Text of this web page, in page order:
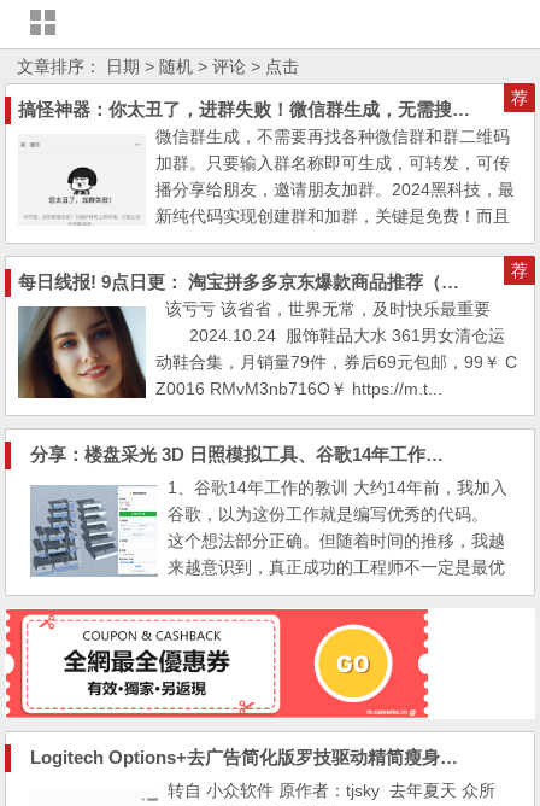
文章排序： 日期 > 随机 > 评论 > 点击
荐
搞怪神器：你太丑了，进群失败！微信群生成，无需搜群二维码加群。2024最新代码黑科技加群
微信群生成，不需要再找各种微信群和群二维码
加群。只要输入群名称即可生成，可转发，可传
播分享给朋友，邀请朋友加群。2024黑科技，最
新纯代码实现创建群和加群，关键是免费！而且
很让你和朋友都很快乐！(愚人节...
荐
每日线报! 9点日更： 淘宝拼多多京东爆款商品推荐（不定时）
该亏亏 该省省，世界无常，及时快乐最重要
2024.10.24 服饰鞋品大水 361男女清仓运
动鞋合集，月销量79件，券后69元包邮，99￥ C
Z0016 RMvM3nb716O￥ https://m.t...
分享：楼盘采光 3D 日照模拟工具、谷歌14年工作的教训
1、谷歌14年工作的教训 大约14年前，我加入
谷歌，以为这份工作就是编写优秀的代码。
这个想法部分正确。但随着时间的推移，我越
来越意识到，真正成功的工程师不一定是最优
秀的程序员，而是懂得驾驭代码之外一切的
人。 下面就是我得到的经验教训。有些教训
是我走了几个月的弯路得到的，还有一些需要
数年才完全领悟。它们都与具体的技术无关---
-技术变化太快，根本无关紧要。 （1）工程师
Logitech Options+去广告简化版罗技驱动精简瘦身Logitech Options+ 小工具
转自 小众软件 原作者：tjsky 去年夏天 众所